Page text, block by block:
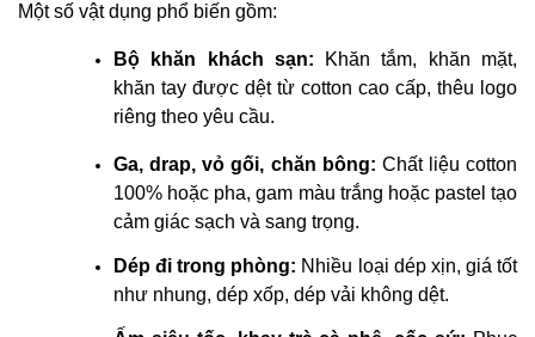
Một số vật dụng phổ biến gồm:
Bộ khăn khách sạn:
Khăn tắm, khăn mặt,
khăn tay được dệt từ cotton cao cấp, thêu logo
riêng theo yêu cầu.
Ga, drap, vỏ gối, chăn bông: Chất liệu cotton
100% hoặc pha, gam màu trắng hoặc pastel tạo
cảm giác sạch và sang trọng.
Dép đi trong phòng: Nhiều loại dép xịn, giá tốt
như nhung, dép xốp, dép vải không dệt.